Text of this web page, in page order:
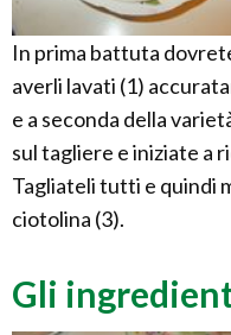
In prima battuta
averli lavati (1)
e a seconda della
sul tagliere e iniziate a
Tagliateli tutti e quindi
ciotolina (3).
Gli